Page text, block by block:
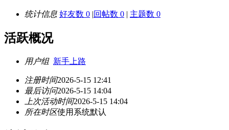
统计信息 好友数 0 |回帖数 0 | 主题数 0
活跃概况
用户组 新手上路
注册时间2026-5-15 12:41
最后访问2026-5-15 14:04
上次活动时间2026-5-15 14:04
所在时区使用系统默认